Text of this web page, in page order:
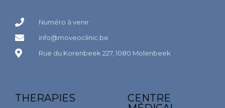
Numéro à venir
info@moveoclinic.be
Rue du Korenbeek 227, 1080 Molenbeek
THERAPIES
CENTRE